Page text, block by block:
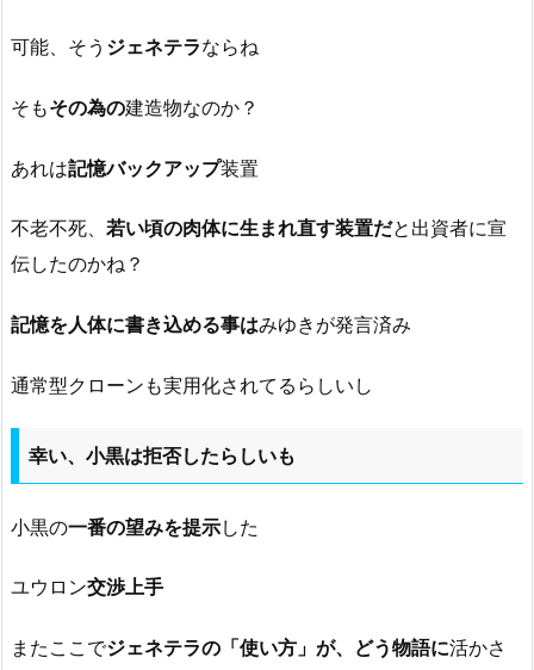
可能、そう ジェネテラならね
そもその為の建造物なのか？
あれは記憶バックアップ装置
不老不死、 若い頃の肉体に生まれ直す装置だと出資者に宣
伝したのかね？
記憶を人体に書き込める事はみゆきが発言済み
通常型クローンも実用化されてるらしいし
幸い、小黒は拒否したらしいも
小黒の一番の望みを提示した
ユウロン交渉上手
またここでジェネテラの「使い方」が、どう物語に活かさ